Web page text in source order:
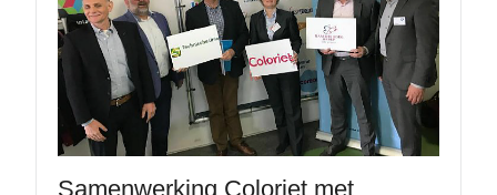
Samenwerking Coloriet met